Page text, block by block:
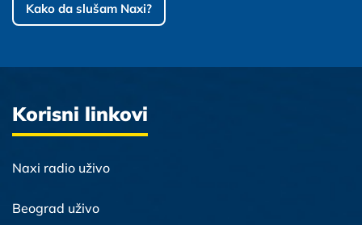
Kako da slušam Naxi?
Korisni linkovi
Naxi radio uživo
Beograd uživo